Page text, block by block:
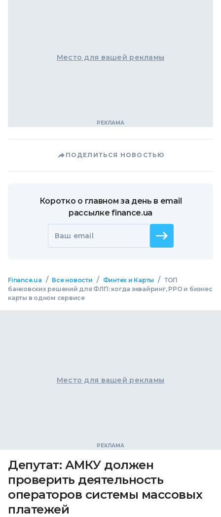
Место для вашей рекламы
ПОДЕЛИТЬСЯ НОВОСТЬЮ
Коротко о главном за день в email
рассылке finance.ua
Ваш email
Finance.ua / Все новости / Финтех и Карты / ТОП
банковских решений для ФЛП: когда эквайринг, РРО и бизнес
карты в одном сервисе
Место для вашей рекламы
Депутат: АМКУ должен
проверить деятельность
операторов системы массовых
платежей